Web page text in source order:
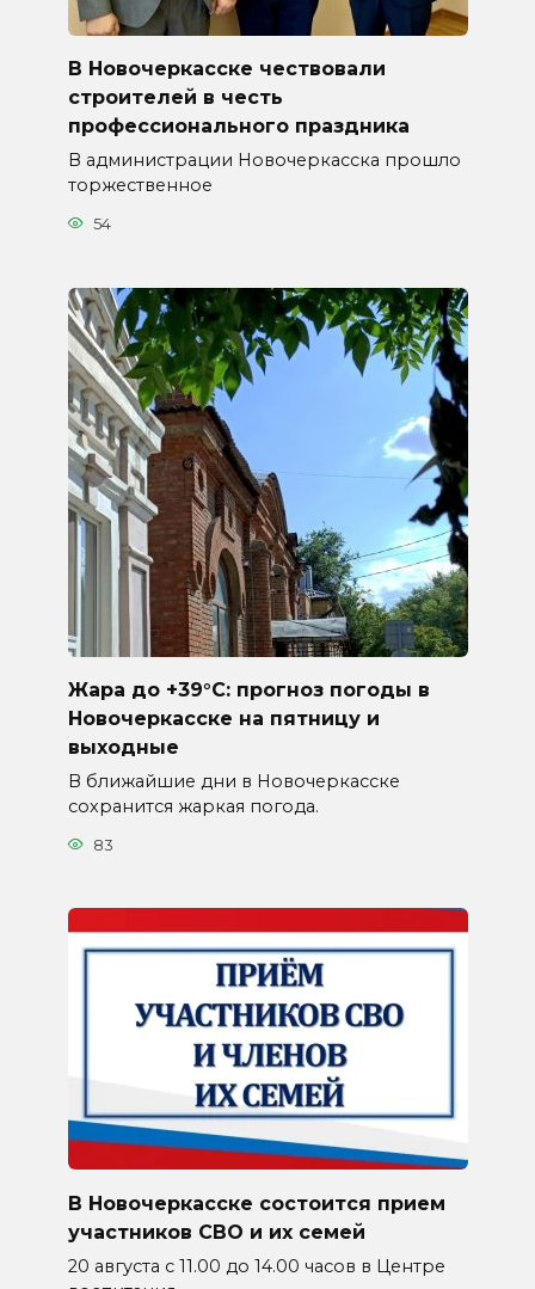
В Новочеркасске чествовали
строителей в честь
профессионального праздника
В администрации Новочеркасска прошло
торжественное
54
Жара до +39°C: прогноз погоды в
Новочеркасске на пятницу и
выходные
В ближайшие дни в Новочеркасске
сохранится жаркая погода.
83
В Новочеркасске состоится прием
участников СВО и их семей
20 августа с 11.00 до 14.00 часов в Центре